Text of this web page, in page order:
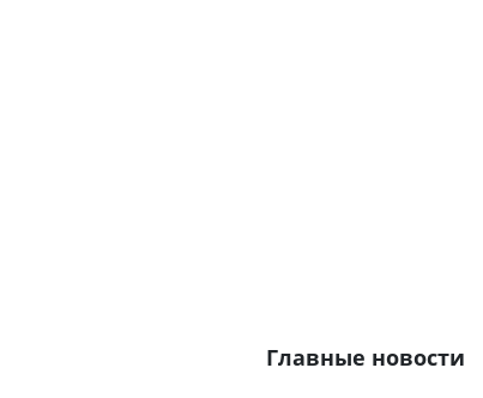
Главные новости